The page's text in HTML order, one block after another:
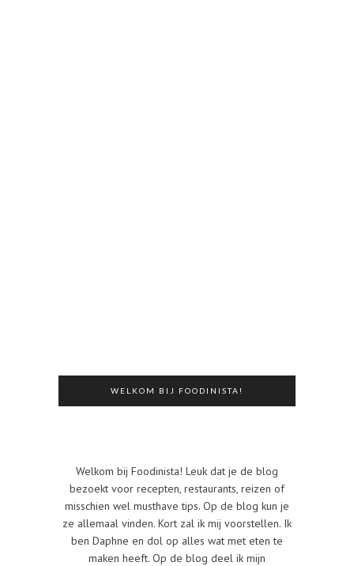
WELKOM BIJ FOODINISTA!
Welkom bij Foodinista! Leuk dat je de blog
bezoekt voor recepten, restaurants, reizen of
misschien wel musthave tips. Op de blog kun je
ze allemaal vinden. Kort zal ik mij voorstellen. Ik
ben Daphne en dol op alles wat met eten te
maken heeft. Op de blog deel ik mijn